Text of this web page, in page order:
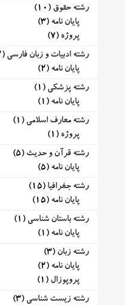
رشته حقوق (10)
پایان نامه (3)
پروژه (7)
رشته ادبیات و زبان فارسی (2)
پایان نامه (2)
رشته پزشکی (1)
پایان نامه (1)
رشته معارف اسلامی (1)
پروژه (1)
رشته قرآن و حدیث (5)
پایان نامه (5)
رشته جغرافیا (15)
پایان نامه (15)
رشته باستان شناسی (1)
پایان نامه (1)
رشته زبان (3)
پایان نامه (2)
پروپوزال (1)
رشته زیست شناسی (3)